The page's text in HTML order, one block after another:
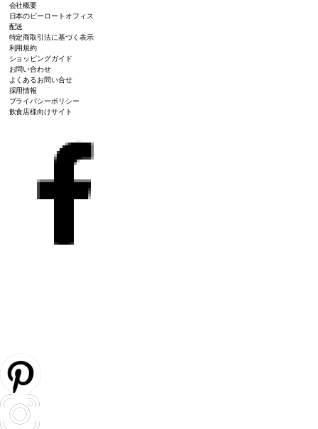
会社概要
日本のピーロートオフィス
配送
特定商取引法に基づく表示
利用規約
ショッピングガイド
お問い合わせ
よくあるお問い合せ
採用情報
プライバシーポリシー
飲食店様向けサイト